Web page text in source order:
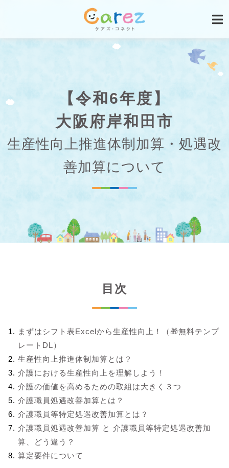
【令和6年度】
大阪府岸和田市
生産性向上推進体制加算・処遇改
善加算について
目次
まずはシフト表Excelから生産性向上！（🎁無料テンプ
レートDL）
生産性向上推進体制加算とは？
介護における生産性向上を理解しよう！
介護の価値を高めるための取組は大きく３つ
介護職員処遇改善加算とは？
介護職員等特定処遇改善加算とは？
介護職員処遇改善加算 と 介護職員等特定処遇改善加
算、どう違う？
算定要件について